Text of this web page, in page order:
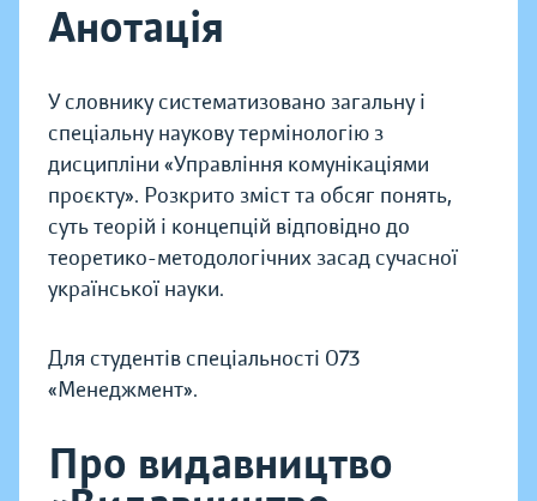
Анотація
У словнику систематизовано загальну і
спеціальну наукову термінологію з
дисципліни «Управління комунікаціями
проєкту». Розкрито зміст та обсяг понять,
суть теорій і концепцій відповідно до
теоретико-методологічних засад сучасної
української науки.
Для студентів спеціальності 073
«Менеджмент».
Про видавництво